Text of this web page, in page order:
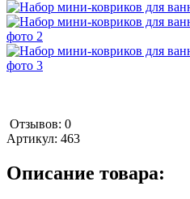
Отзывов: 0
Артикул: 463
Описание товара: